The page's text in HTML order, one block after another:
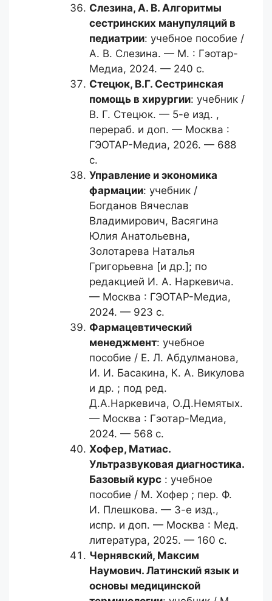
Слезина, А. В. Алгоритмы
сестринских манупуляций в
педиатрии: учебное пособие /
А. В. Слезина. — М. : Гэотар-
Медиа, 2024. — 240 с.
Стецюк, В.Г. Сестринская
помощь в хирургии: учебник /
В. Г. Стецюк. — 5-е изд. ,
перераб. и доп. — Москва :
ГЭОТАР-Медиа, 2026. — 688
с.
Управление и экономика
фармации: учебник /
Богданов Вячеслав
Владимирович, Васягина
Юлия Анатольевна,
Золотарева Наталья
Григорьевна [и др.]; по
редакцией И. А. Наркевича.
— Москва : ГЭОТАР-Медиа,
2024. — 923 с.
Фармацевтический
менеджмент: учебное
пособие / Е. Л. Абдулманова,
И. И. Басакина, К. А. Викулова
и др. ; под ред.
Д.А.Наркевича, О.Д.Немятых.
— Москва : Гэотар-Медиа,
2024. — 568 с.
Хофер, Матиас.
Ультразвуковая диагностика.
Базовый курс : учебное
пособие / М. Хофер ; пер. Ф.
И. Плешкова. — 3-е изд.,
испр. и доп. — Москва : Мед.
литература, 2025. — 160 с.
Чернявский, Максим
Наумович. Латинский язык и
основы медицинской